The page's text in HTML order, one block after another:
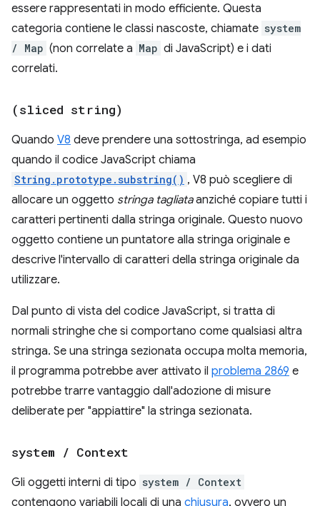
essere rappresentati in modo efficiente. Questa
categoria contiene le classi nascoste, chiamate system
/ Map (non correlate a Map di JavaScript) e i dati
correlati.
(sliced string)
Quando V8 deve prendere una sottostringa, ad esempio
quando il codice JavaScript chiama
String.prototype.substring() , V8 può scegliere di
allocare un oggetto stringa tagliataanziché copiare tutti i
caratteri pertinenti dalla stringa originale. Questo nuovo
oggetto contiene un puntatore alla stringa originale e
descrive l'intervallo di caratteri della stringa originale da
utilizzare.
Dal punto di vista del codice JavaScript, si tratta di
normali stringhe che si comportano come qualsiasi altra
stringa. Se una stringa sezionata occupa molta memoria,
il programma potrebbe aver attivato il problema 2869 e
potrebbe trarre vantaggio dall'adozione di misure
deliberate per "appiattire" la stringa sezionata.
system / Context
Gli oggetti interni di tipo system / Context
contengono variabili locali di una chiusura, ovvero un